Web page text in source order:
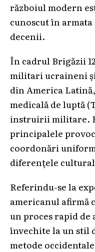
războiul modern
cunoscut în
decenii.
În cadrul Brigăzii
militari ucraineni
din America
medicală de luptă
instruirii militare.
principalele
coordonări
diferențele
Referindu-se la
americanul afirmă
un proces rapid de
învechite la un stil
metode